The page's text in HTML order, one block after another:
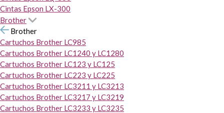
Cintas Epson LX-300
Brother
Brother
Cartuchos Brother LC985
Cartuchos Brother LC1240 y LC1280
Cartuchos Brother LC123 y LC125
Cartuchos Brother LC223 y LC225
Cartuchos Brother LC3211 y LC3213
Cartuchos Brother LC3217 y LC3219
Cartuchos Brother LC3233 y LC3235